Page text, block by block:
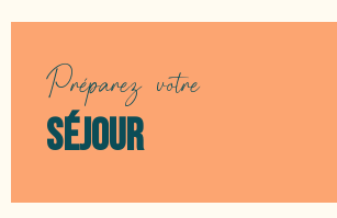
REF: 1075 Agence Mont-Blanc Côte d'Azur
Appartements Mistretta - 33 Buddha zen
Le Port Marine
Le Clos Mireille La Croisette
Appartement Charme
Stil Immobilier
Préparez votre
SÉJOUR